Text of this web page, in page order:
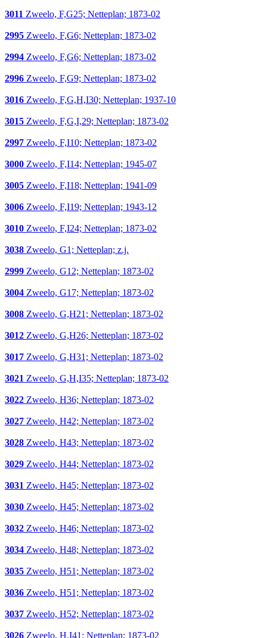
3011 Zweelo, F,G25; Netteplan; 1873-02
2995 Zweelo, F,G6; Netteplan; 1873-02
2994 Zweelo, F,G6; Netteplan; 1873-02
2996 Zweelo, F,G9; Netteplan; 1873-02
3016 Zweelo, F,G,H,I30; Netteplan; 1937-10
3015 Zweelo, F,G,I,29; Netteplan; 1873-02
2997 Zweelo, F,I10; Netteplan; 1873-02
3000 Zweelo, F,I14; Netteplan; 1945-07
3005 Zweelo, F,I18; Netteplan; 1941-09
3006 Zweelo, F,I19; Netteplan; 1943-12
3010 Zweelo, F,I24; Netteplan; 1873-02
3038 Zweelo, G1; Netteplan; z.j.
2999 Zweelo, G12; Netteplan; 1873-02
3004 Zweelo, G17; Netteplan; 1873-02
3008 Zweelo, G,H21; Netteplan; 1873-02
3012 Zweelo, G,H26; Netteplan; 1873-02
3017 Zweelo, G,H31; Netteplan; 1873-02
3021 Zweelo, G,H,I35; Netteplan; 1873-02
3022 Zweelo, H36; Netteplan; 1873-02
3027 Zweelo, H42; Netteplan; 1873-02
3028 Zweelo, H43; Netteplan; 1873-02
3029 Zweelo, H44; Netteplan; 1873-02
3031 Zweelo, H45; Netteplan; 1873-02
3030 Zweelo, H45; Netteplan; 1873-02
3032 Zweelo, H46; Netteplan; 1873-02
3034 Zweelo, H48; Netteplan; 1873-02
3035 Zweelo, H51; Netteplan; 1873-02
3036 Zweelo, H51; Netteplan; 1873-02
3037 Zweelo, H52; Netteplan; 1873-02
3026 Zweelo, H,I41; Netteplan; 1873-02